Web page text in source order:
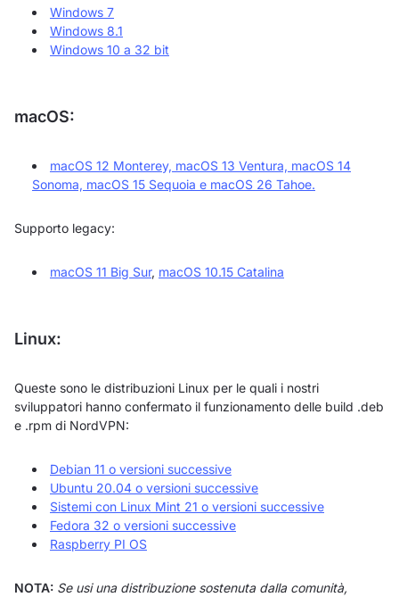
Windows 7
Windows 8.1
Windows 10 a 32 bit
macOS:
macOS 12 Monterey, macOS 13 Ventura, macOS 14
Sonoma, macOS 15 Sequoia e macOS 26 Tahoe.
Supporto legacy:
macOS 11 Big Sur, macOS 10.15 Catalina
Linux:
Queste sono le distribuzioni Linux per le quali i nostri
sviluppatori hanno confermato il funzionamento delle build .deb
e .rpm di NordVPN:
Debian 11 o versioni successive
Ubuntu 20.04 o versioni successive
Sistemi con Linux Mint 21 o versioni successive
Fedora 32 o versioni successive
Raspberry PI OS
NOTA: Se usi una distribuzione sostenuta dalla comunità,